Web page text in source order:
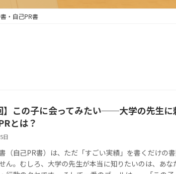
・自己PR書
】この子に会ってみたい──大学の先生に
とは？
日
（自己PR書）は、ただ「すごい実績」を書くだけの
ん。むしろ、大学の先生が本当に知りたいのは、あな